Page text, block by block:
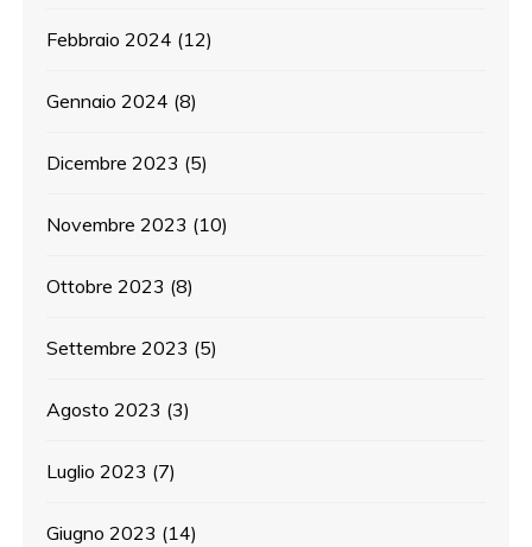
Febbraio 2024 (12)
Gennaio 2024 (8)
Dicembre 2023 (5)
Novembre 2023 (10)
Ottobre 2023 (8)
Settembre 2023 (5)
Agosto 2023 (3)
Luglio 2023 (7)
Giugno 2023 (14)